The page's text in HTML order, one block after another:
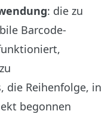
: die zu
Barcode-
die Reihenfolge, in
begonnen